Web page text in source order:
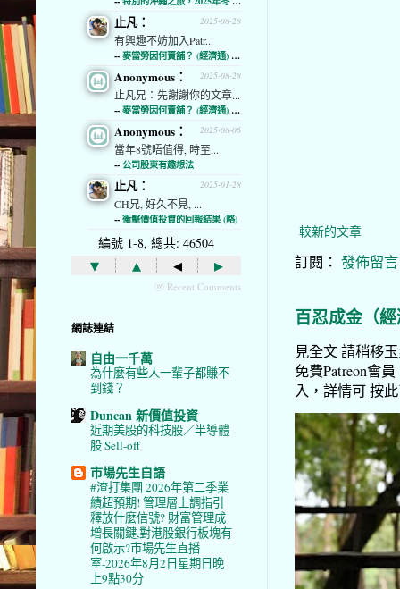
較新的文章
訂閱： 發佈留
百忍成金（
見全文 請稍移
免費Patreon會
入，詳情可 按
2025-08-28
止凡：
有興趣不妨加入Patr...
-- 麥當勞因何賣舖？ (經濟通) (略)
2025-08-28
Anonymous：
止凡兄：先謝謝你的文章...
-- 麥當勞因何賣舖？ (經濟通) (略)
2025-08-06
Anonymous：
當年8號唔值得, 時至...
-- 公司股東有趣想法
2025-01-28
止凡：
CH兄, 好久不見, ...
-- 衝擊價值投資的回報結果 (略)
編號 1-8, 總共: 46504
▾ ▴ ◂ ▸
ⓦ Recent Comments
網誌連結
自由一千萬
為什麼有些人一輩子都賺不
到錢？
Duncan 新價值投資
近期美股的科技股／半導體
股 Sell-off
市場先生自語
#渣打集團 2026年第二季業
績超預期! 管理層上調指引
釋放什麼信號? 財富管理成
增長關鍵,對港股銀行板塊有
何啟示?市場先生直播
室-2026年8月2日星期日晚
上9點30分